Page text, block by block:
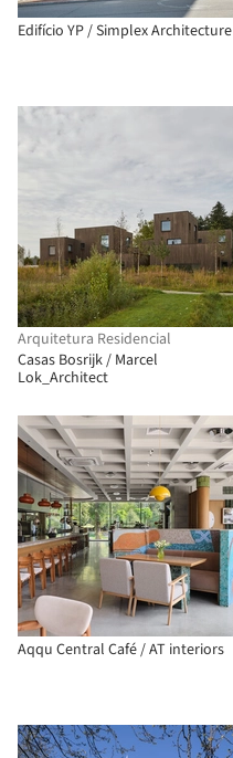
Edifício YP / Simplex Architecture
Arquitetura Residencial
Casas Bosrijk / Marcel
Lok_Architect
Aqqu Central Café / AT interiors